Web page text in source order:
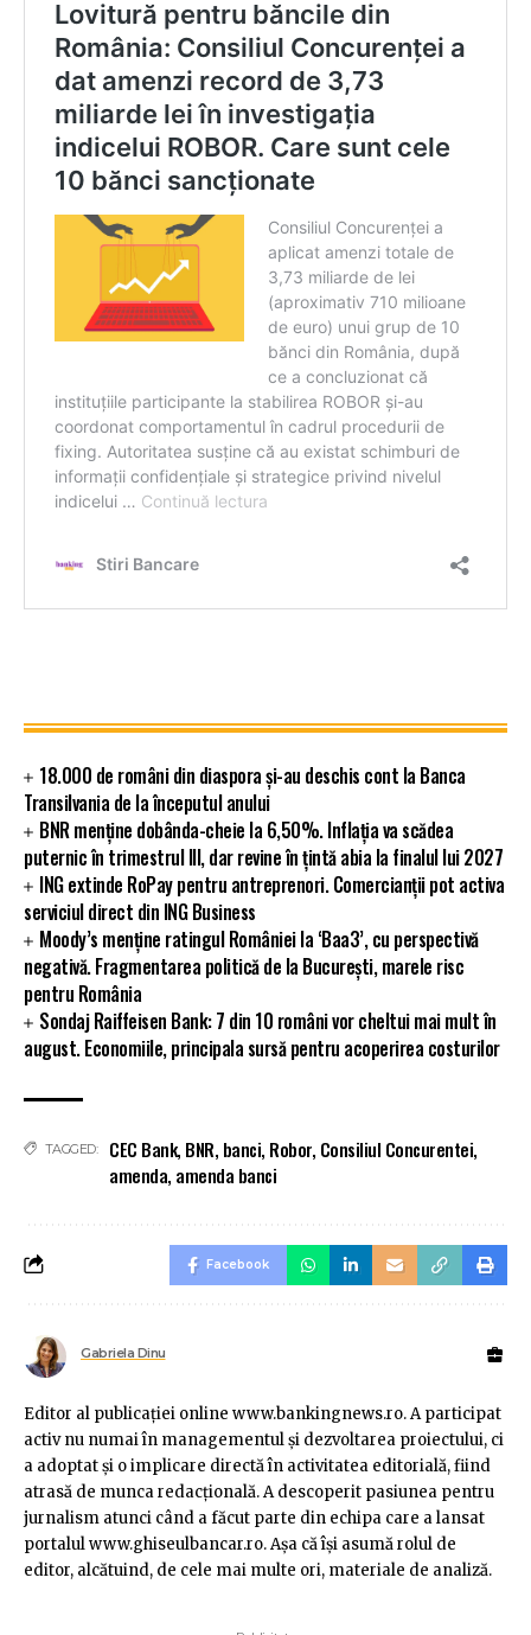
18.000 de români din diaspora și-au deschis cont la Banca
Transilvania de la începutul anului
BNR menține dobânda-cheie la 6,50%. Inflația va scădea
puternic în trimestrul III, dar revine în țintă abia la finalul lui 2027
ING extinde RoPay pentru antreprenori. Comercianții pot activa
serviciul direct din ING Business
Moody’s menține ratingul României la ‘Baa3’, cu perspectivă
negativă. Fragmentarea politică de la București, marele risc
pentru România
Sondaj Raiffeisen Bank: 7 din 10 români vor cheltui mai mult în
august. Economiile, principala sursă pentru acoperirea costurilor
TAGGED: CEC Bank, BNR, banci, Robor, Consiliul Concurentei,
amenda, amenda banci
Facebook
Gabriela Dinu
Editor al publicaţiei online www.bankingnews.ro. A participat
activ nu numai în managementul şi dezvoltarea proiectului, ci
a adoptat şi o implicare directă în activitatea editorială, fiind
atrasă de munca redacţională. A descoperit pasiunea pentru
jurnalism atunci când a făcut parte din echipa care a lansat
portalul www.ghiseulbancar.ro. Așa că îşi asumă rolul de
editor, alcătuind, de cele mai multe ori, materiale de analiză.